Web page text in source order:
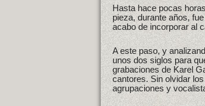
Hasta hace pocas
pieza, durante años,
acabo de incorporar al
A este paso, y
unos dos siglos para
grabaciones de Karel
cantores. Sin olvidar
agrupaciones y